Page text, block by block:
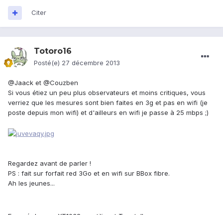
Citer
Totoro16
Posté(e) 27 décembre 2013
@Jaack et @Couzben
Si vous étiez un peu plus observateurs et moins critiques, vous
verriez que les mesures sont bien faites en 3g et pas en wifi (je
poste depuis mon wifi) et d'ailleurs en wifi je passe à 25 mbps ;)
Regardez avant de parler !
PS : fait sur forfait red 3Go et en wifi sur BBox fibre.
Ah les jeunes...